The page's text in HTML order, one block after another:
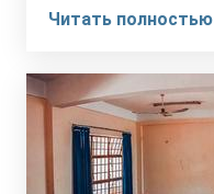
Читать полностью